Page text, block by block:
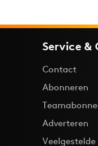
Service
Contact
Abonneren
Adverteren